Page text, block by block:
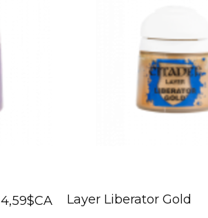
4,59$CA Layer Liberator Gold